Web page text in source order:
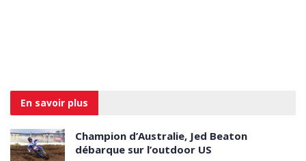
En savoir plus
Champion d’Australie, Jed Beaton
débarque sur l’outdoor US